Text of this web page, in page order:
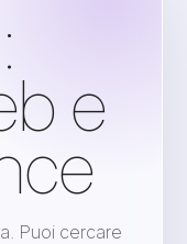
e
Puoi cercare